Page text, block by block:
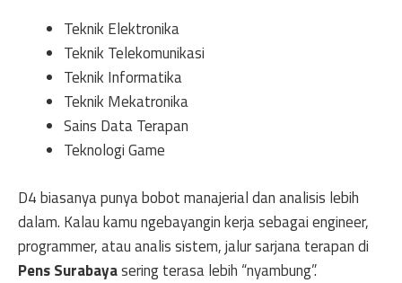
Teknik Elektronika
Teknik Telekomunikasi
Teknik Informatika
Teknik Mekatronika
Sains Data Terapan
Teknologi Game
D4 biasanya punya bobot manajerial dan analisis lebih
dalam. Kalau kamu ngebayangin kerja sebagai engineer,
programmer, atau analis sistem, jalur sarjana terapan di
Pens Surabayasering terasa lebih “nyambung”.